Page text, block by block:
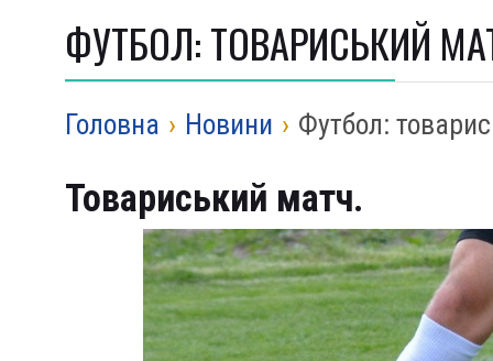
ФУТБОЛ: ТОВАРИСЬКИЙ
Головна › Новини › Футбол:
Товариський матч.